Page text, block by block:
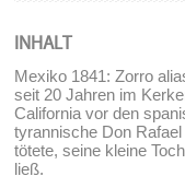
INHALT
Mexiko 1841: Zorro
seit 20 Jahren im
California vor den
tyrannische Don
tötete, seine kleine
ließ.